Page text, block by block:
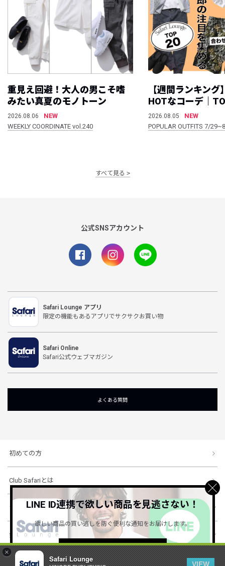
×
Safari Lounge
VIEW
重見え回避！大人の男こそ嗜
みたい真夏のモノトーン
2026.08.06
NEW
WEEKLY COORDINATE vol.240
【週間ランキング
HOTなコーデ｜
2026.08.05
NEW
POPULAR OUTFITS 7/
すべて見る
公式SNSアカウント
Safari Lounge アプリ
限定の機能もあるアプリでサクサクお買い物
Safari Online
Safari公式ウェブマガジン
よくある質問
初めての方
Club Safariとは
ショッピングガイド
会社概要・規約
LINE ID連携で欲しい商品を見逃さない！
欲しい商品の買い逃しを防ぐ便利な通知をお届けします。
詳しくはこちら ＞